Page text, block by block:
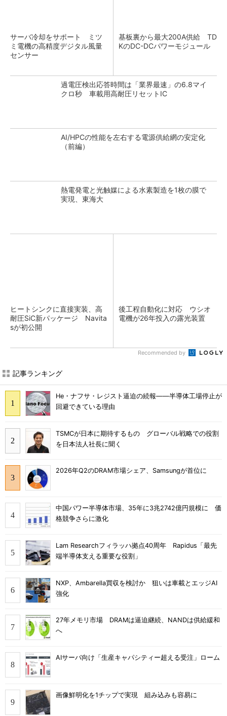
サーバ冷却をサポート ミツ
ミ電機の高精度デジタル風量
センサー
基板裏から最大200A供給 TD
KのDC-DCパワーモジュール
過電圧検出応答時間は「業界最速」の6.8マイ
クロ秒 車載用高耐圧リセットIC
AI/HPCの性能を左右する電源供給網の安定化
（前編）
熱電発電と光触媒による水素製造を1枚の膜で
実現、東海大
ヒートシンクに直接実装、高
耐圧SiC新パッケージ Navita
sが初公開
後工程自動化に対応 ウシオ
電機が26年投入の露光装置
Recommended by
記事ランキング
He・ナフサ・レジスト逼迫の続報――半導体工場停止が
回避できている理由
TSMCが日本に期待するもの グローバル戦略での役割
を日本法人社長に聞く
2026年Q2のDRAM市場シェア、Samsungが首位に
中国パワー半導体市場、35年に3兆2742億円規模に 価
格競争さらに激化
Lam Researchフィラッハ拠点40周年 Rapidus「最先
端半導体支える重要な役割」
NXP、Ambarella買収を検討か 狙いは車載とエッジAI
強化
27年メモリ市場 DRAMは逼迫継続、NANDは供給緩和
へ
AIサーバ向け「生産キャパシティー超える受注」ローム
画像鮮明化を1チップで実現 組み込みも容易に